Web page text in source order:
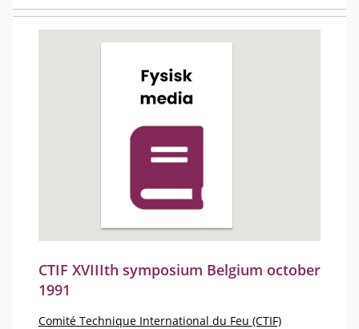
CTIF XVIIIth symposium Belgium october
1991
Comité Technique International du Feu (CTIF)